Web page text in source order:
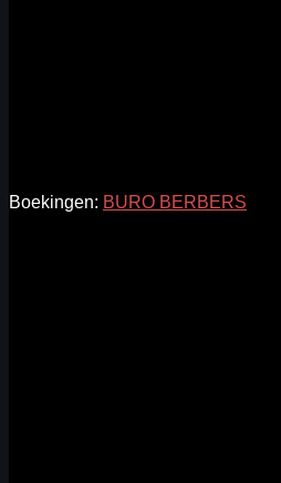
Boekingen: BURO BERBERS